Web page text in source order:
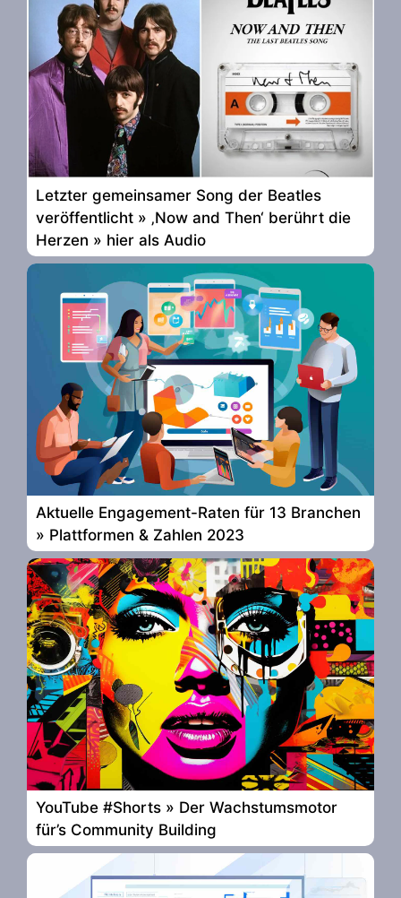
Letzter gemeinsamer Song der Beatles
veröffentlicht » ‚Now and Then‘ berührt die
Herzen » hier als Audio
Aktuelle Engagement-Raten für 13 Branchen
» Plattformen & Zahlen 2023
YouTube #Shorts » Der Wachstumsmotor
für’s Community Building